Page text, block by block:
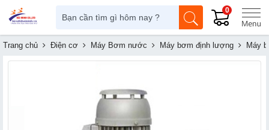
0
Trang chủ Điện cơ Máy Bơm nước Máy bơm định lượng Máy